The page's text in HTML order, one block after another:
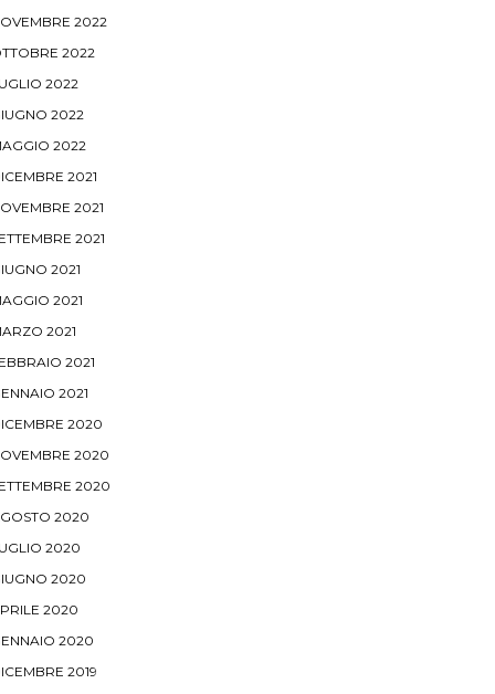
2022
2022
2022
2022
2022
2021
2021
2021
2021
2021
2021
2021
2021
2020
2020
2020
2020
2020
2020
2020
2020
2019